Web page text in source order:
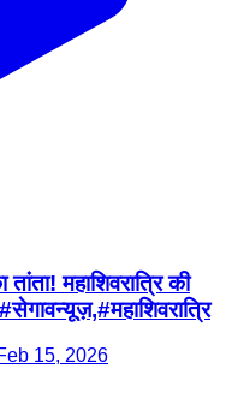
महाशिवरात्रि की
15, 2026